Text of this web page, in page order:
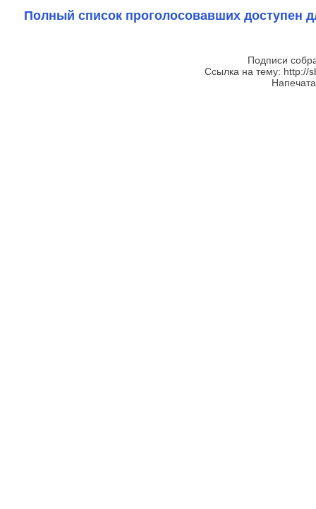
Полный список проголосовавших доступен
Подписи
Ссылка на тему: http://